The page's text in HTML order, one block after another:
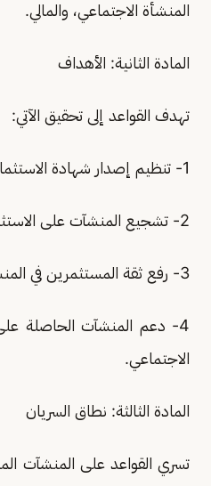
المنشأة الاجتماعي، والمالي.
المادة الثانية: الأهداف
تهدف القواعد إلى تحقيق الآتي:
1- تنظيم إصدار شهادة الاستثمار ذي الأثر الاجتماعي.
2- تشجيع المنشآت على الاستثمار ذي الأثر الاجتماعي.
3- رفع ثقة المستثمرين في المنشآت الحاصلة على الشهادة.
4- دعم المنشآت الحاصلة
الاجتماعي.
المادة الثالثة: نطاق السريان
تسري القواعد على المنشآت